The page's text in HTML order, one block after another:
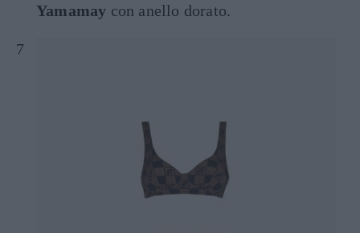
Yamamay con anello dorato.